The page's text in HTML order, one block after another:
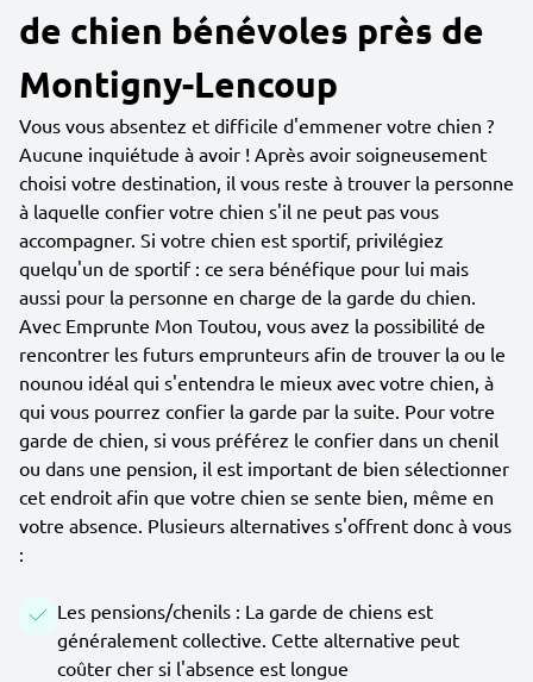
de chien bénévoles près de
Montigny-Lencoup
Vous vous absentez et difficile d'emmener votre chien ?
Aucune inquiétude à avoir ! Après avoir soigneusement
choisi votre destination, il vous reste à trouver la personne
à laquelle confier votre chien s'il ne peut pas vous
accompagner. Si votre chien est sportif, privilégiez
quelqu'un de sportif : ce sera bénéfique pour lui mais
aussi pour la personne en charge de la garde du chien.
Avec Emprunte Mon Toutou, vous avez la possibilité de
rencontrer les futurs emprunteurs afin de trouver la ou le
nounou idéal qui s'entendra le mieux avec votre chien, à
qui vous pourrez confier la garde par la suite. Pour votre
garde de chien, si vous préférez le confier dans un chenil
ou dans une pension, il est important de bien sélectionner
cet endroit afin que votre chien se sente bien, même en
votre absence. Plusieurs alternatives s'offrent donc à vous
:
Les pensions/chenils : La garde de chiens est
généralement collective. Cette alternative peut
coûter cher si l'absence est longue